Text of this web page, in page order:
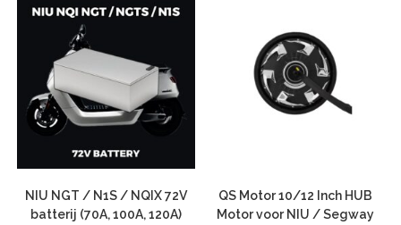
NIU NGT / N1S / NQIX 72V
batterij (70A, 100A, 120A)
QS Motor 10/12 Inch HUB
Motor voor NIU / Segway